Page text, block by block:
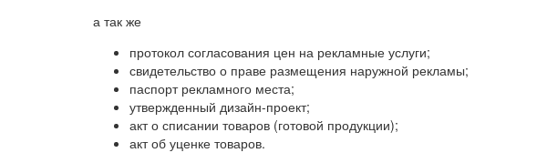
а так же
протокол согласования цен на рекламные услуги;
свидетельство о праве размещения наружной рекламы;
паспорт рекламного места;
утвержденный дизайн-проект;
акт о списании товаров (готовой продукции);
акт об уценке товаров.